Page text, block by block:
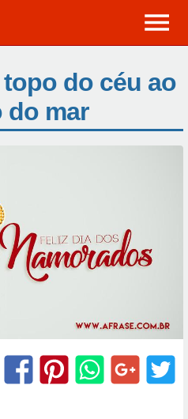
do céu ao
do mar